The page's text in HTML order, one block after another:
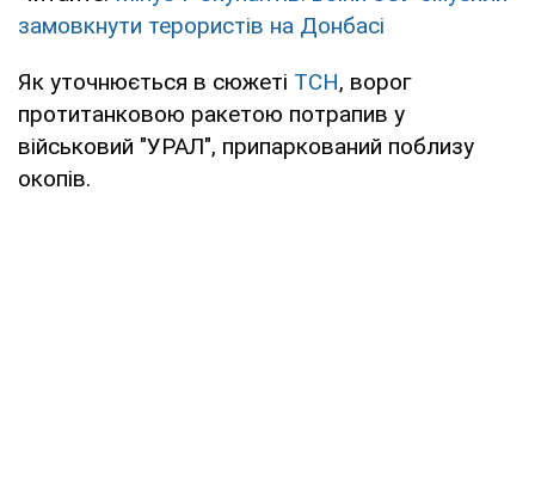
замовкнути терористів на Донбасі
Як уточнюється в сюжеті ТСН, ворог
протитанковою ракетою потрапив у
військовий "УРАЛ", припаркований поблизу
окопів.